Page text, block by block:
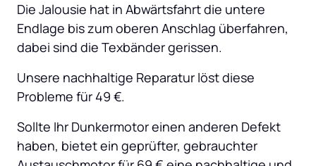
Die Jalousie hat in Abwärtsfahrt die untere
Endlage bis zum oberen Anschlag überfahren,
dabei sind die Texbänder gerissen.
Unsere nachhaltige Reparatur löst diese
Probleme für 49 €.
Sollte Ihr Dunkermotor einen anderen Defekt
haben, bietet ein geprüfter, gebrauchter